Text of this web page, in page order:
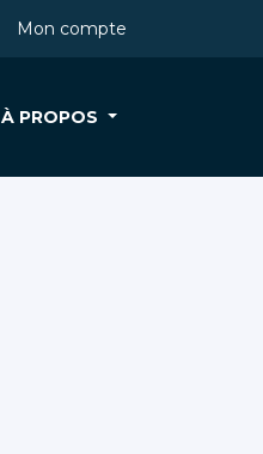
Mon compte
À PROPOS